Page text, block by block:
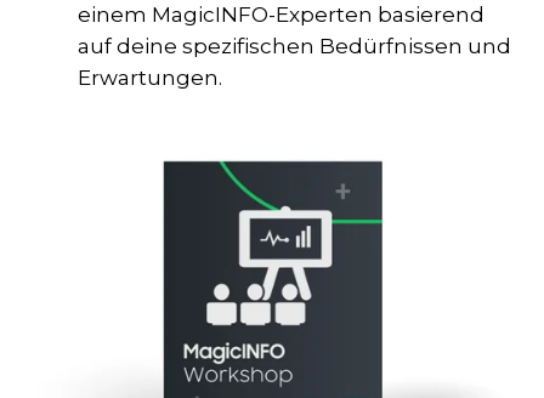
einem MagicINFO-Experten basierend
auf deine spezifischen Bedürfnissen und
Erwartungen.